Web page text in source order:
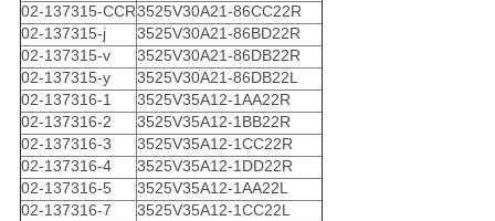
02-137315-CCR3525V30A21-86CC22R
02-137315-j
3525V30A21-86BD22R
02-137315-v
3525V30A21-86DB22R
02-137315-y
3525V30A21-86DB22L
02-137316-1
3525V35A12-1AA22R
02-137316-2
3525V35A12-1BB22R
02-137316-3
3525V35A12-1CC22R
02-137316-4
3525V35A12-1DD22R
02-137316-5
3525V35A12-1AA22L
02-137316-7
3525V35A12-1CC22L